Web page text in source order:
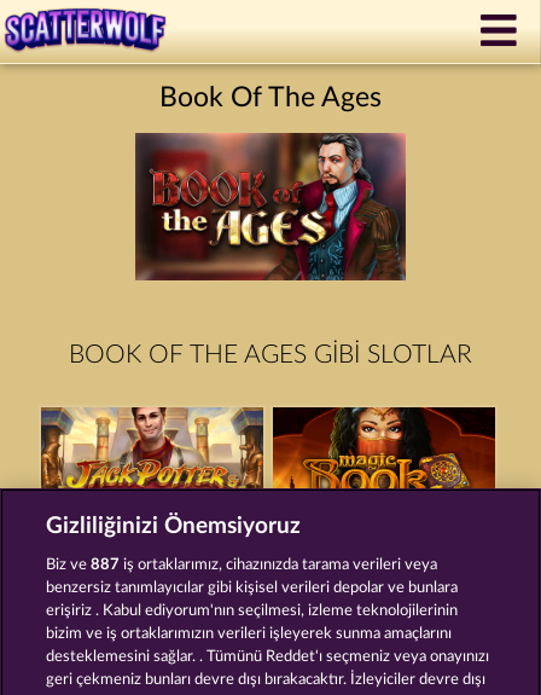
Book Of The Ages
BOOK OF THE AGES GIBI SLOTLAR
Gizliliğinizi Önemsiyoruz
Biz ve887 iş ortaklarımız, cihazınızda tarama verileri veya
benzersiz tanımlayıcılar gibi kişisel verileri depolar ve bunlara
erişiriz . Kabul ediyorum'nın seçilmesi, izleme teknolojilerinin
bizim ve iş ortaklarımızın verileri işleyerek sunma amaçlarını
desteklemesini sağlar. . Tümünü Reddet'ı seçmeniz veya onayınızı
geri çekmeniz bunları devre dışı bırakacaktır. İzleyiciler devre dışı